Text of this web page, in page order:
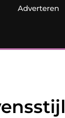
Adverteren